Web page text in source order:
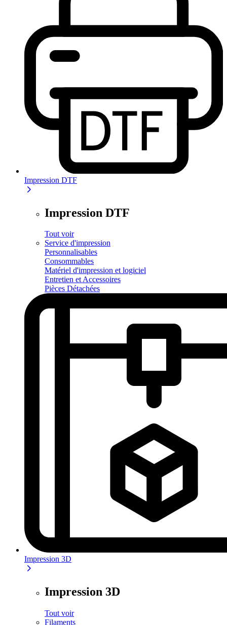
Impression DTF
Impression DTF
Tout voir
Service d'impression
Personnalisables
Consommables
Matériel d'impression et logiciel
Entretien et Accessoires
Pièces Détachées
Impression 3D
Impression 3D
Tout voir
Filaments